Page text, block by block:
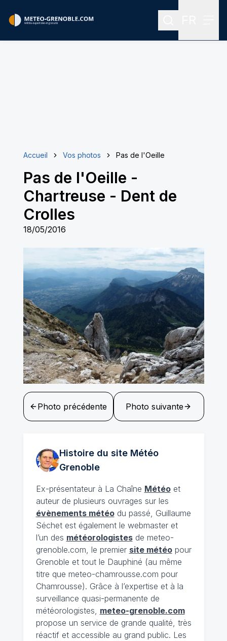
Rechercher
Accueil Vos photos Pas de l'Oeille
Pas de l'Oeille -
Chartreuse - Dent de
Crolles
18/05/2016
Photo précédente Photo suivante
Histoire du site Météo
Grenoble
Ex-présentateur à La Chaîne Météoet
auteur de plusieurs ouvrages sur les
évènements météodu passé, Guillaume
Séchet est également le webmaster et
l’un des météorologistesde meteo-
grenoble.com, le premier site météopour
Grenoble et tout le Dauphiné (au même
titre que meteo-chamrousse.com pour
Chamrousse). Grâce à l’expertise et à la
surveillance quasi-permanente de
météorologistes, meteo-grenoble.com
propose un service de grande qualité, très
réactif et accessible au grand public. Les